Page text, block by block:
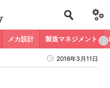
メカ設計 製造マネジメント
2016年3月11日